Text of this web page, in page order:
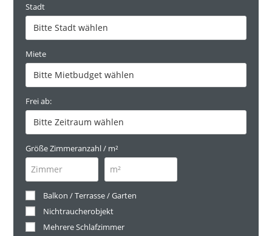
Stadt
Miete
Frei ab:
Größe Zimmeranzahl / m²
Balkon / Terrasse / Garten
Nichtraucherobjekt
Mehrere Schlafzimmer